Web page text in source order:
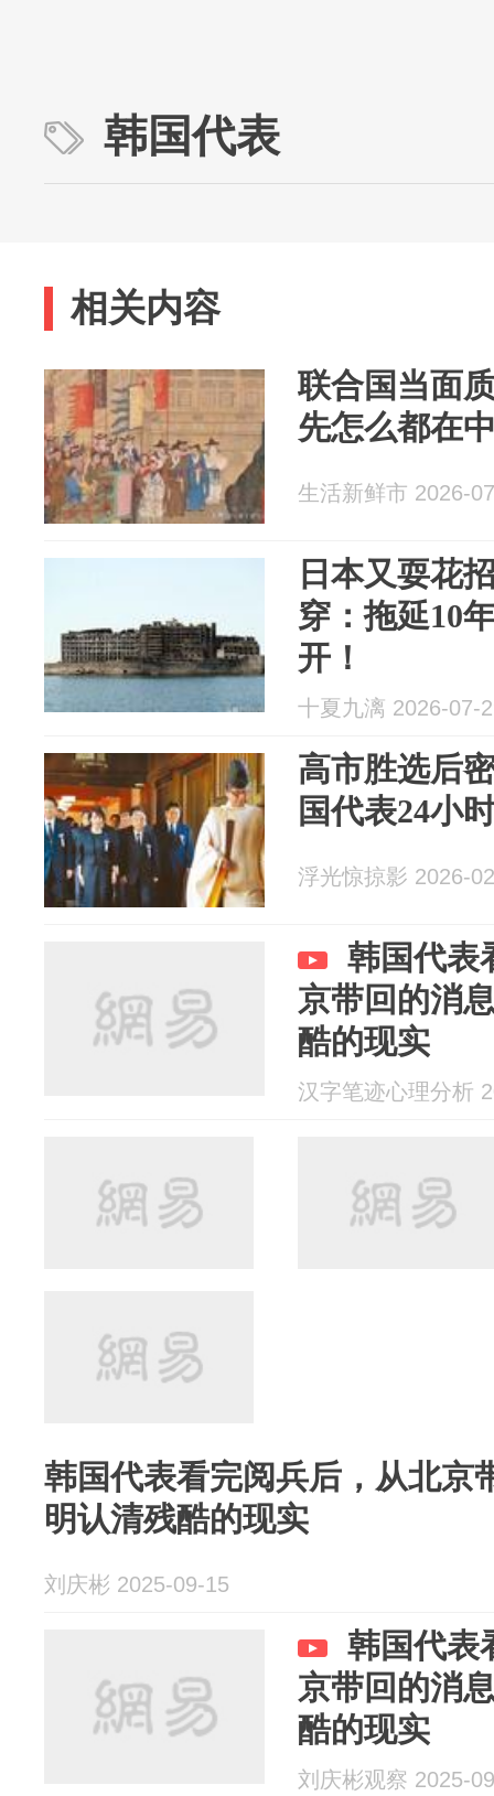
韩国代表
相关内容
联合国当面
先怎么都在
生活新鲜市 2026-
日本又耍花
穿：拖延10
开！
十夏九漓 2026-07-
高市胜选后
国代表24小
浮光惊掠影 2026-
韩国代表
京带回的消
酷的现实
汉字笔迹心理分析
韩国代表看完阅兵后，从北京
明认清残酷的现实
刘庆彬 2025-09-15
韩国代表
京带回的消
酷的现实
刘庆彬观察 2025-